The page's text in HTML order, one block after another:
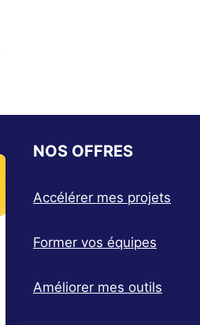
NOS OFFRES
Accélérer mes projets
Former vos équipes
Améliorer mes outils